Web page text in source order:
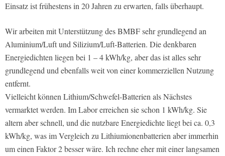
Einsatz ist frühestens in 20 Jahren zu erwarten, falls überhaupt.
Wir arbeiten mit Unterstützung des BMBF sehr grundlegend an
Aluminium/Luft und Silizium/Luft-Batterien. Die denkbaren
Energiedichten liegen bei 1 – 4 kWh/kg, aber das ist alles sehr
grundlegend und ebenfalls weit von einer kommerziellen Nutzung
entfernt.
Vielleicht können Lithium/Schwefel-Batterien als Nächstes
vermarktet werden. Im Labor erreichen sie schon 1 kWh/kg. Sie
altern aber schnell, und die nutzbare Energiedichte liegt bei ca. 0,3
kWh/kg, was im Vergleich zu Lithiumionenbatterien aber immerhin
um einen Faktor 2 besser wäre. Ich rechne eher mit einer langsamen